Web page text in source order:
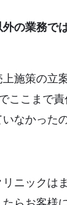
の業務で
施策の立
ここまで
なかった
ニックは